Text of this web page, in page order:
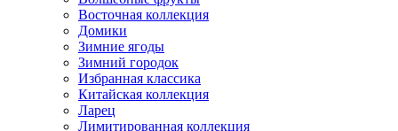
Восточная коллекция
Домики
Зимние ягоды
Зимний городок
Избранная классика
Китайская коллекция
Ларец
Лимитированная коллекция